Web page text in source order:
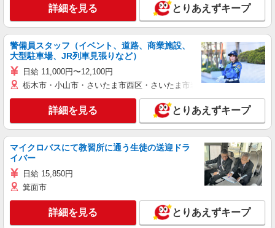
詳細を見る とりあえずキープ
警備員スタッフ（イベント、道路、商業施設、
大型駐車場、JR列車見張りなど）
日給 11,000円〜12,100円
栃木市・小山市・さいたま市西区・さいたま市岩槻区・久喜市・蓮田
詳細を見る とりあえずキープ
マイクロバスにて教習所に通う生徒の送迎ドラ
イバー
日給 15,850円
箕面市
詳細を見る とりあえずキープ